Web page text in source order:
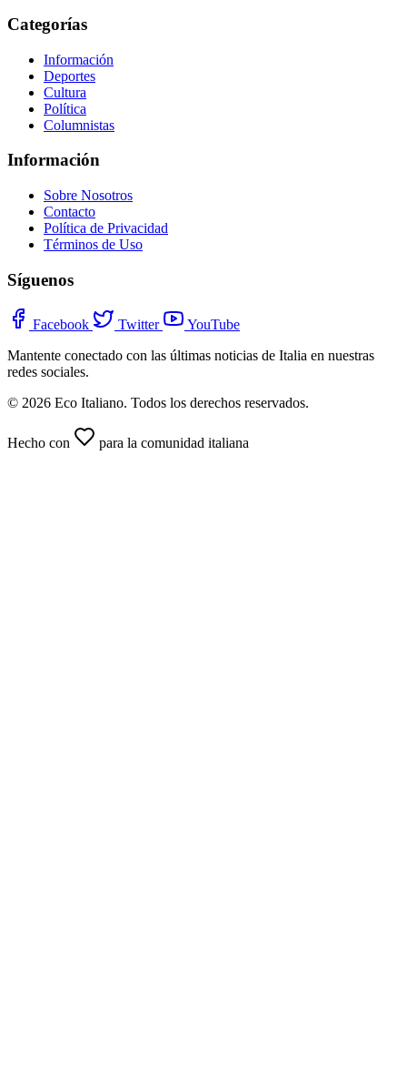
Categorías
Información
Deportes
Cultura
Política
Columnistas
Información
Sobre Nosotros
Contacto
Política de Privacidad
Términos de Uso
Síguenos
Facebook Twitter
YouTube
Mantente conectado con las últimas noticias de Italia en nuestras
redes sociales.
© 2026 Eco Italiano. Todos los derechos reservados.
Hecho con para la comunidad italiana